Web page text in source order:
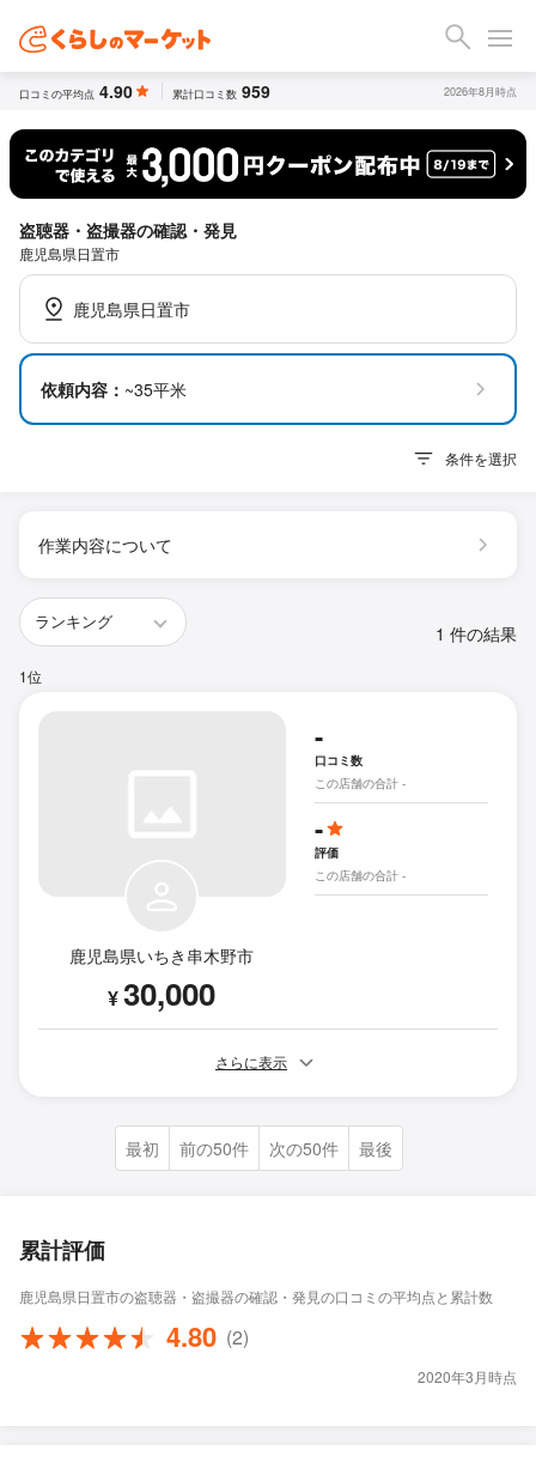
口コミの平均点 4.90 累計口コミ数 959 2026年8月時点
盗聴器・盗撮器の確認・発見
鹿児島県日置市
鹿児島県日置市
依頼内容： ~35平米
条件を選択
作業内容について
1 件の結果
1位
鹿児島県いちき串木野市
¥30,000
-
口コミ数
この店舗の合計 -
-
評価
この店舗の合計 -
さらに表示
最初 前の50件 次の50件 最後
累計評価
鹿児島県日置市の盗聴器・盗撮器の確認・発見の口コミの平均点と累計数
4.80 (2)
2020年3月時点